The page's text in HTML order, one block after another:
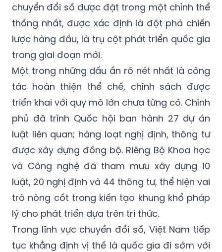
chuyển đổi số được đặt trong một chỉnh thể
thống nhất, được xác định là đột phá chiến
lược hàng đầu, là trụ cột phát triển quốc gia
trong giai đoạn mới.
Một trong những dấu ấn rõ nét nhất là công
tác hoàn thiện thể chế, chính sách được
triển khai với quy mô lớn chưa từng có. Chính
phủ đã trình Quốc hội ban hành 27 dự án
luật liên quan; hàng loạt nghị định, thông tư
được xây dựng đồng bộ. Riêng Bộ Khoa học
và Công nghệ đã tham mưu xây dựng 10
luật, 20 nghị định và 44 thông tư, thể hiện vai
trò nòng cốt trong kiến tạo khung khổ pháp
lý cho phát triển dựa trên tri thức.
Trong lĩnh vực chuyển đổi số, Việt Nam tiếp
tục khẳng định vị thế là quốc gia đi sớm với